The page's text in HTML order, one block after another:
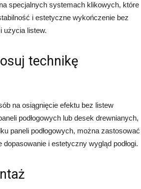
specjalnych systemach klikowych, które
i estetyczne wykończenie bez
użycia listew.
technikę
na osiągnięcie efektu bez listew
podłogowych lub desek drewnianych,
paneli podłogowych, można zastosować
i estetyczny wygląd podłogi.